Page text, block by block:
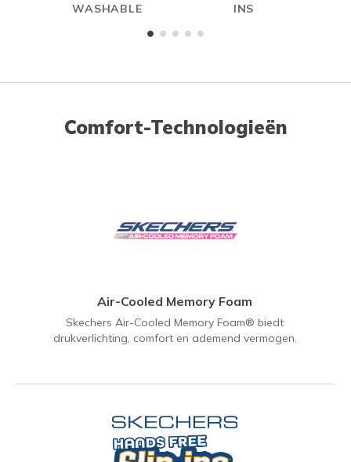
WASHABLE
INS
Comfort-Technologieën
Air-Cooled Memory Foam
Skechers Air-Cooled Memory Foam® biedt
drukverlichting, comfort en ademend vermogen.